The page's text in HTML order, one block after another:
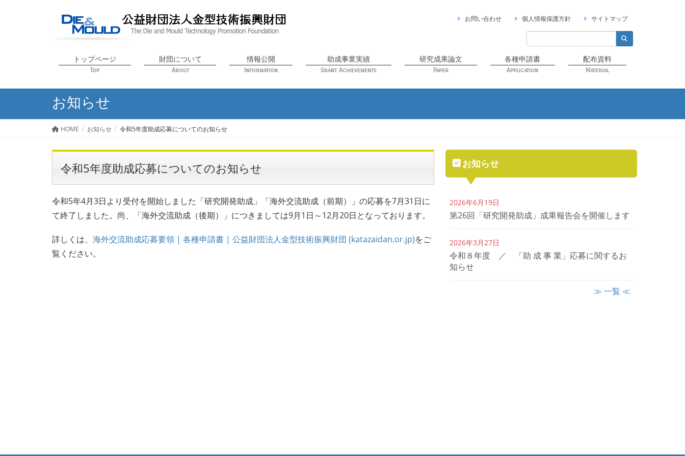
サイトマップ
個人情報保護方針
お問い合わせ
トップページ
Top
財団について
About
情報公開
Information
助成事業実績
Grant Achievements
研究成果論文
Paper
各種申請書
Application
配布資料
Material
お知らせ
HOME お知らせ 令和5年度助成応募についてのお知らせ
令和5年度助成応募についてのお知らせ
令和5年4月3日より受付を開始しました「研究開発助成」「海外交流助成（前期）」の応募を7月31日に
て終了しました。尚、「海外交流助成（後期）」につきましては9月1日～12月20日となっております。
詳しくは、 海外交流助成応募要領 | 各種申請書 | 公益財団法人金型技術振興財団 (katazaidan.or.jp)をご
覧ください。
お知らせ
2026年6月19日
第26回「研究開発助成」成果報告会を開催します
2026年3月27日
令和８年度 ／ 「助 成 事 業」応募に関するお
知らせ
≫ 一覧 ≪